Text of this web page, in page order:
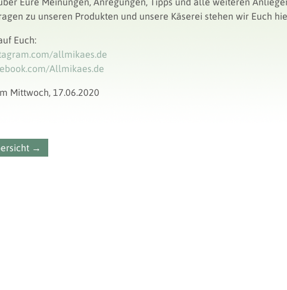
zu unseren Produkten und unsere Käserei stehen wir Euch
Euch:
allmikaes.de
Allmikaes.de
Mittwoch, 17.06.2020
→